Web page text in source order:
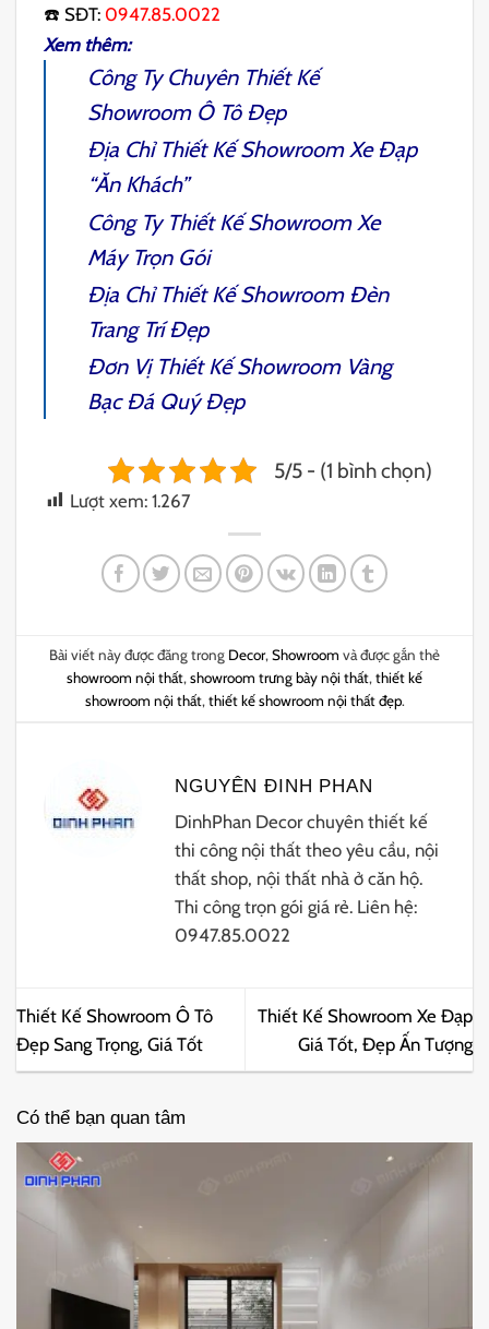
☎️ SĐT: 0947.85.0022
Xem thêm:
Công Ty Chuyên Thiết Kế
Showroom Ô TôĐẹp
Địa Chỉ Thiết Kế Showroom Xe Đạp
“Ăn Khách”
Công Ty Thiết Kế Showroom Xe
MáyTrọn Gói
Địa Chỉ Thiết Kế Showroom Đèn
Trang TríĐẹp
Đơn Vị Thiết Kế Showroom Vàng
Bạc Đá QuýĐẹp
5/5 - (1 bình chọn)
Lượt xem: 1.267
Bài viết này được đăng trong Decor, Showroom và được gắn thẻ
showroom nội thất, showroom trưng bày nội thất, thiết kế
showroom nội thất, thiết kế showroom nội thất đẹp.
NGUYÊN ĐINH PHAN
DinhPhan Decor chuyên thiết kế
thi công nội thất theo yêu cầu, nội
thất shop, nội thất nhà ở căn hộ.
Thi công trọn gói giá rẻ. Liên hệ:
0947.85.0022
Thiết Kế Showroom Ô Tô
Đẹp Sang Trọng, Giá Tốt
Thiết Kế Showroom Xe Đạp
Giá Tốt, Đẹp Ấn Tượng
Có thể bạn quan tâm